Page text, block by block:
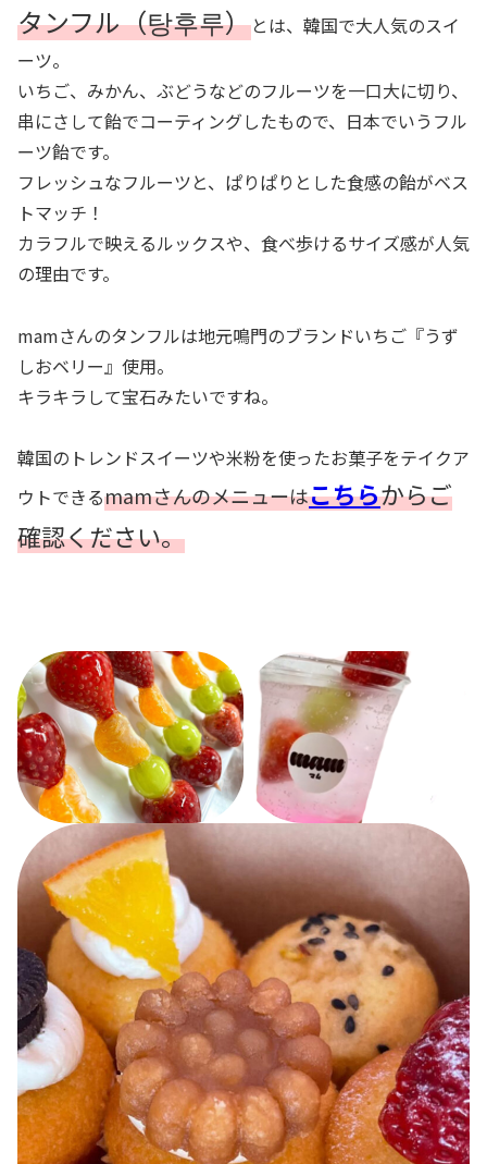
タンフル（탕후루）とは、韓国で大人気のスイ
ーツ。
いちご、みかん、ぶどうなどのフルーツを一口大に切り、
串にさして飴でコーティングしたもので、日本でいうフル
ーツ飴です。
フレッシュなフルーツと、ぱりぱりとした食感の飴がベス
トマッチ！
カラフルで映えるルックスや、食べ歩けるサイズ感が人気
の理由です。
mamさんのタンフルは地元鳴門のブランドいちご『うず
しおベリー』使用。
キラキラして宝石みたいですね。
韓国のトレンドスイーツや米粉を使ったお菓子をテイクア
ウトできるmamさんのメニューはこちらからご
確認ください。